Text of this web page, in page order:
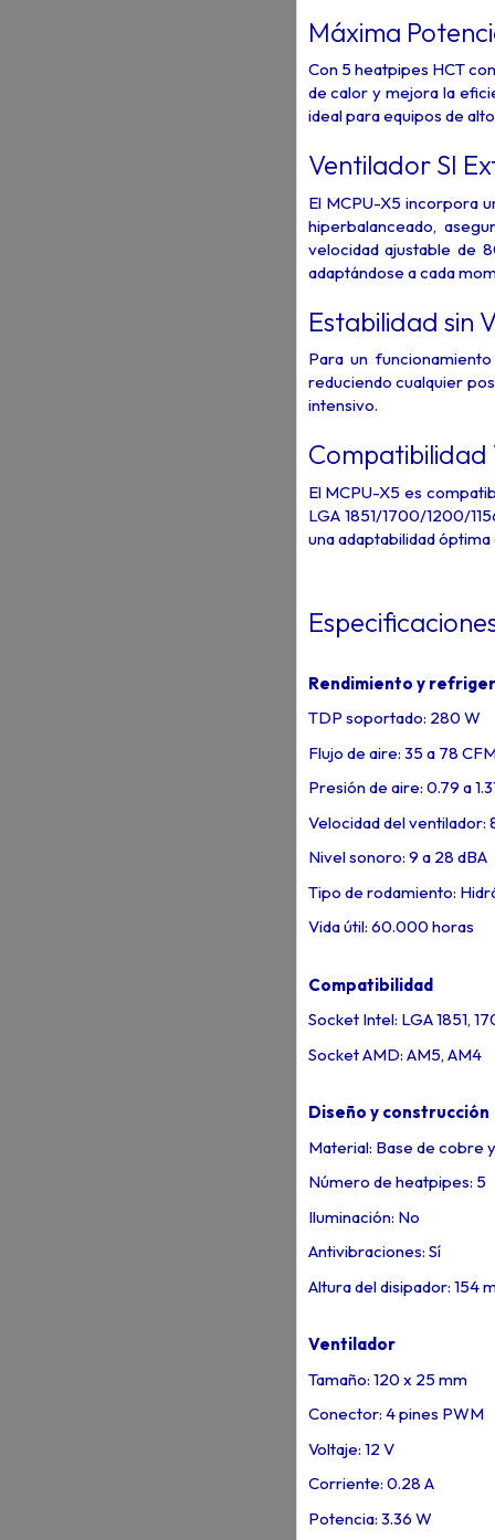
Máxima
Con 5 heatpipes HCT
de calor y mejora la
ideal para equipos de
Ventilador SI
El MCPU-X5 incorpora
hiperbalanceado,
velocidad ajustable de
adaptándose a cada
Estabilidad sin
Para un
reduciendo cualquier
intensivo.
Compatibilidad
El MCPU-X5 es
LGA 1851/1700/1200/
una adaptabilidad
Rendimiento y
TDP soportado: 280 W
Flujo de aire: 35 a 78
Presión de aire: 0.79 a
Velocidad del
Nivel sonoro: 9 a 28 dBA
Tipo de rodamiento:
Vida útil: 60.000 horas
Compatibilidad
Socket Intel: LGA 1851,
Socket AMD: AM5, AM4
Diseño y construcción
Material: Base de cobre
Número de heatpipes: 5
Iluminación: No
Antivibraciones: Sí
Altura del disipador: 154
Ventilador
Tamaño: 120 x 25 mm
Conector: 4 pines PWM
Voltaje: 12 V
Corriente: 0.28 A
Potencia: 3.36 W